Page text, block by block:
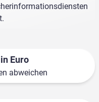
Euro
abweichen